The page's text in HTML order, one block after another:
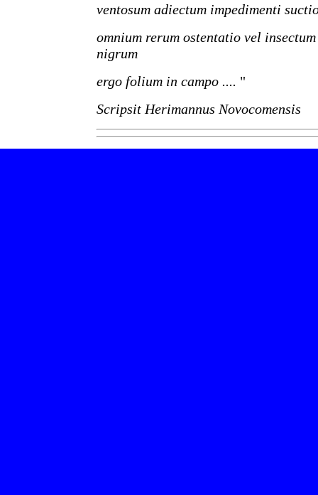
ventosum adiectum impedimenti
omnium rerum ostentatio vel
nigrum
ergo folium in campo .... "
Scripsit Herimannus Novocomensis